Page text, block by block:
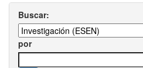
Buscar:
por